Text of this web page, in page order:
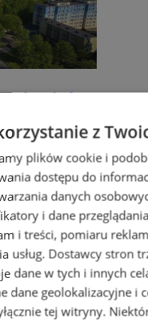
palców
w Tychach
do -70%!
z
plików cookie i
dostępu do
danych
i dane
i treści, pomiaru
usług. Dostawcy stron
dane w tych i innych
dane geolokalizacyjne i
tej witryny.